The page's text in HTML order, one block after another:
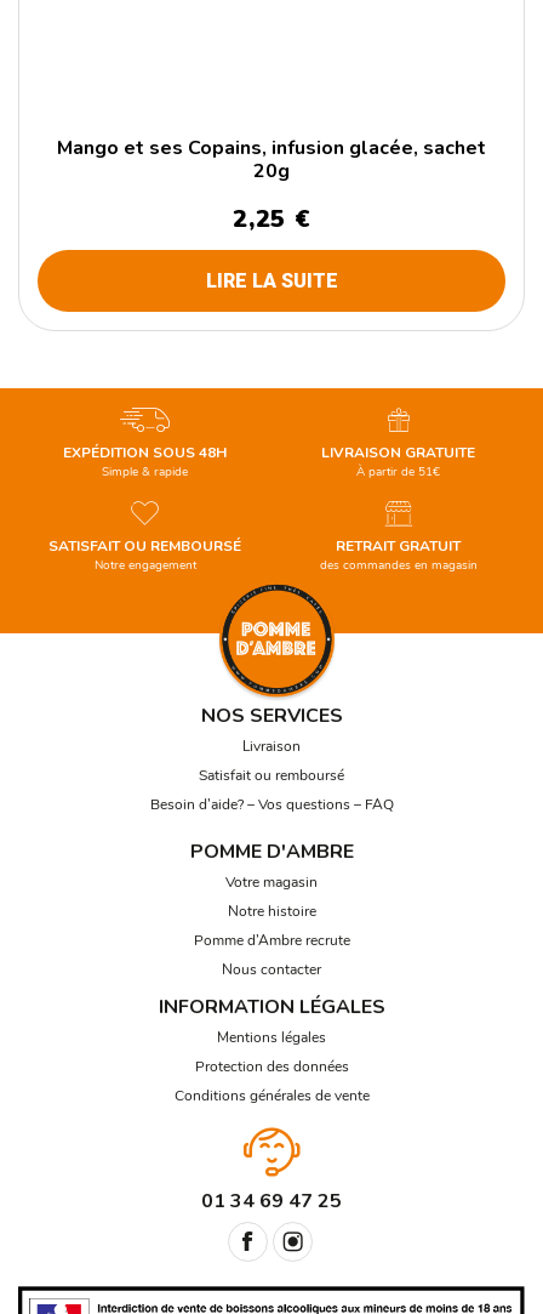
Mango et ses Copains, infusion glacée, sachet
20g
2,25 €
LIRE LA SUITE
EXPÉDITION SOUS 48H
Simple & rapide
SATISFAIT OU REMBOURSÉ
Notre engagement
LIVRAISON GRATUITE
À partir de 51€
RETRAIT GRATUIT
des commandes en magasin
NOS SERVICES
Livraison
Satisfait ou remboursé
Besoin d’aide? – Vos questions – FAQ
POMME D'AMBRE
Votre magasin
Notre histoire
Pomme d’Ambre recrute
Nous contacter
INFORMATION LÉGALES
Mentions légales
Protection des données
Conditions générales de vente
01 34 69 47 25